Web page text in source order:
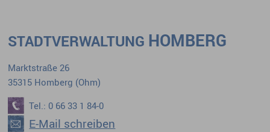
STADTVERWALTUNG HOMBERG
Marktstraße 26
35315 Homberg (Ohm)
Tel.: 0 66 33 1 84-0
E-Mail schreiben